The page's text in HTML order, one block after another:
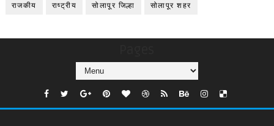
राजकीय राष्ट्रीय सोलापूर जिल्हा सोलापूर शहर